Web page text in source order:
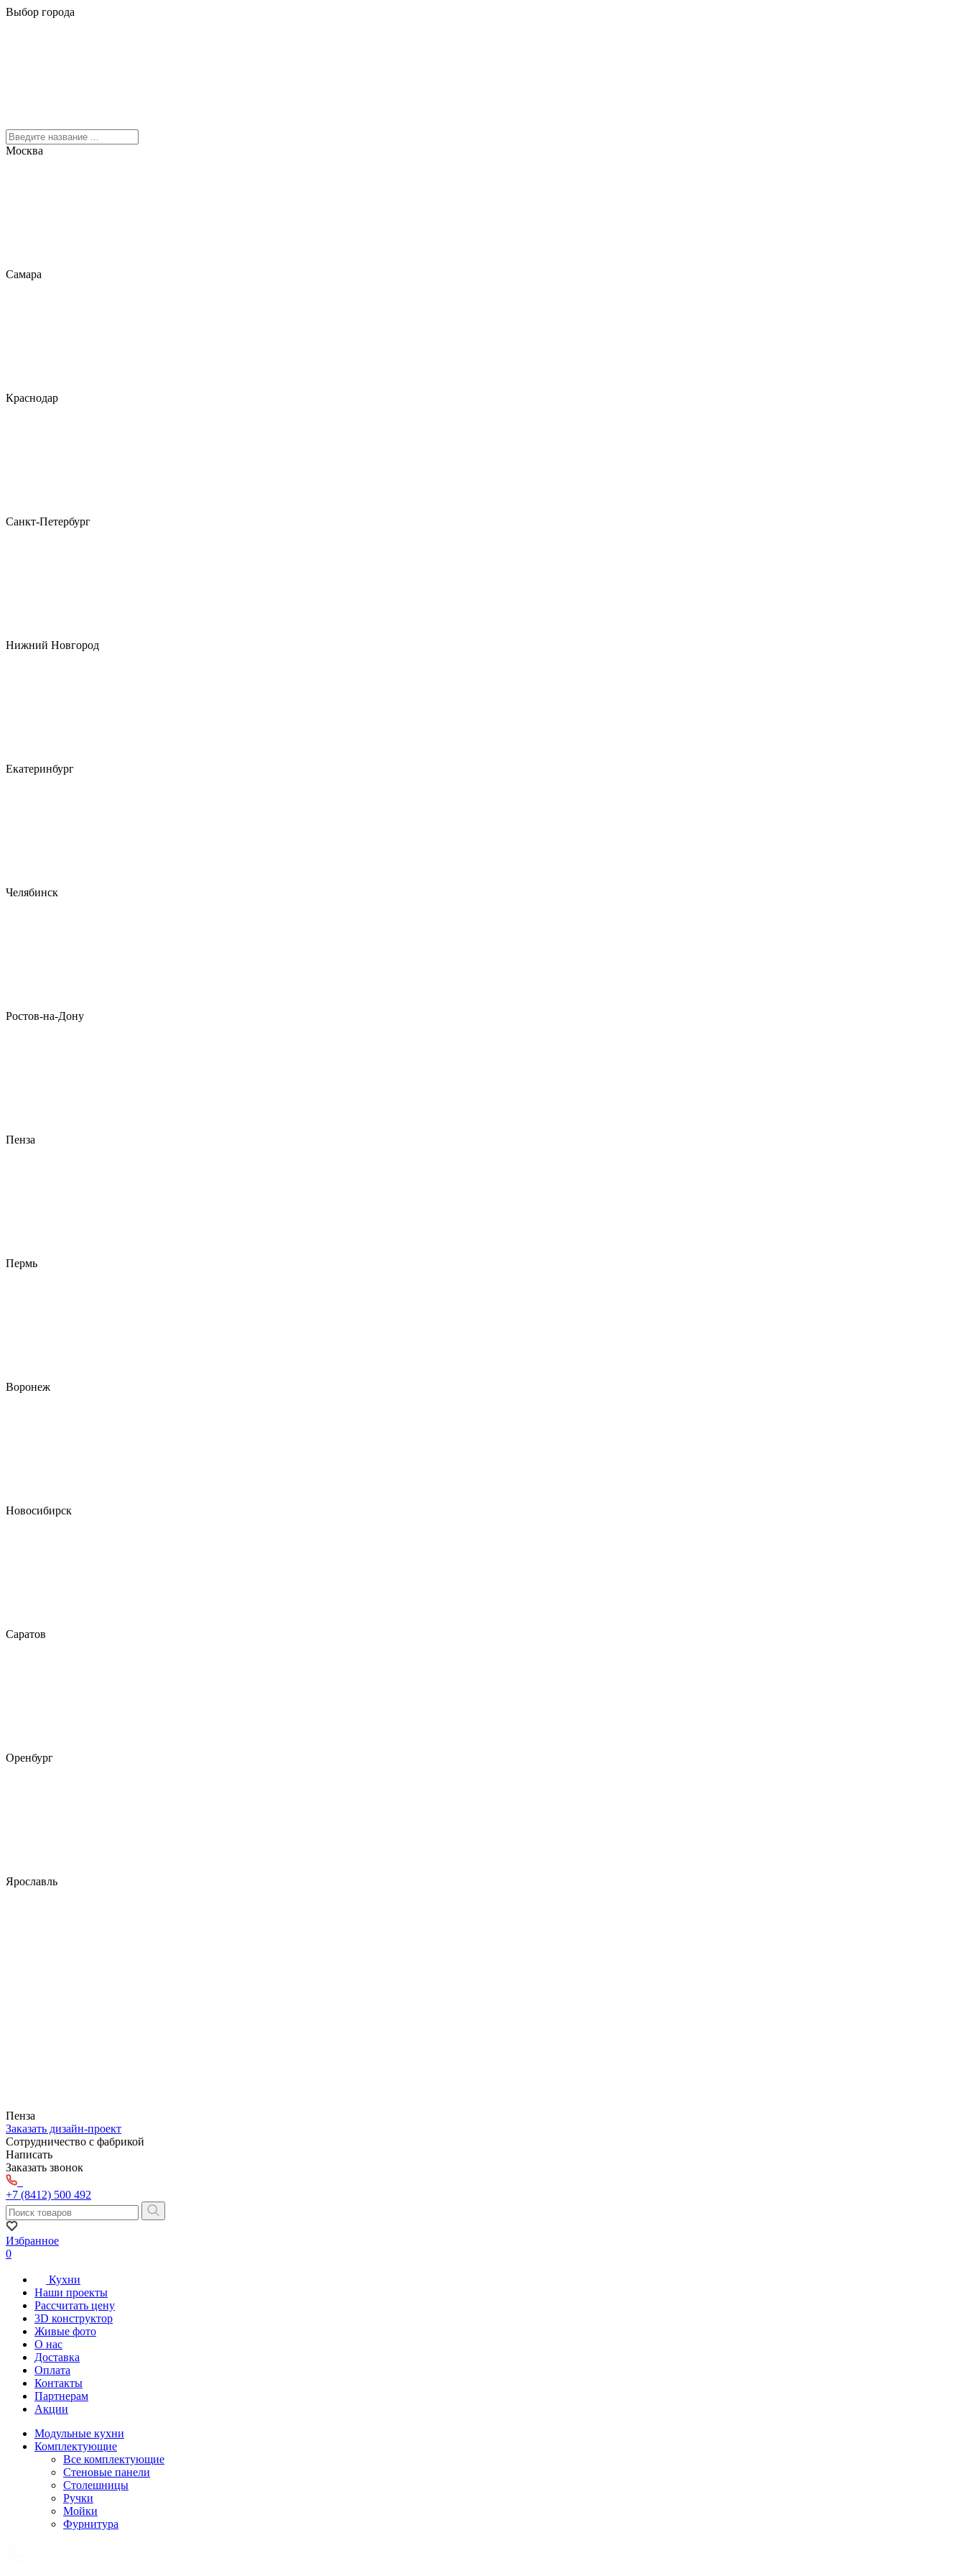
Выбор города
Москва
Самара
Краснодар
Санкт-Петербург
Нижний Новгород
Екатеринбург
Челябинск
Ростов-на-Дону
Пенза
Пермь
Воронеж
Новосибирск
Саратов
Оренбург
Ярославль
Пенза
Заказать дизайн-проект
Сотрудничество с фабрикой
Написать
Заказать звонок
+7 (8412) 500 492
Избранное
0
Кухни
Наши проекты
Рассчитать цену
3D конструктор
Живые фото
О нас
Доставка
Оплата
Контакты
Партнерам
Акции
Модульные кухни
Комплектующие
Все комплектующие
Стеновые панели
Столешницы
Ручки
Мойки
Фурнитура